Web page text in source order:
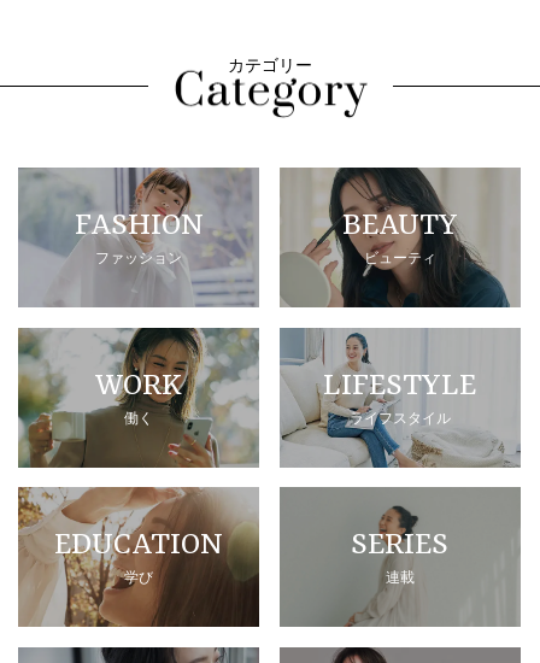
カテゴリー
FASHION
ファッション
BEAUTY
ビューティ
WORK
働く
LIFESTYLE
ライフスタイル
EDUCATION
学び
SERIES
連載